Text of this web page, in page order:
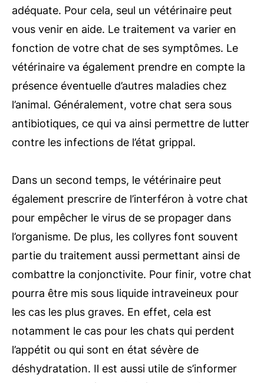
adéquate. Pour cela, seul un vétérinaire peut
vous venir en aide. Le traitement va varier en
fonction de votre chat de ses symptômes. Le
vétérinaire va également prendre en compte la
présence éventuelle d’autres maladies chez
l’animal. Généralement, votre chat sera sous
antibiotiques, ce qui va ainsi permettre de lutter
contre les infections de l’état grippal.
Dans un second temps, le vétérinaire peut
également prescrire de l’interféron à votre chat
pour empêcher le virus de se propager dans
l’organisme. De plus, les collyres font souvent
partie du traitement aussi permettant ainsi de
combattre la conjonctivite. Pour finir, votre chat
pourra être mis sous liquide intraveineux pour
les cas les plus graves. En effet, cela est
notamment le cas pour les chats qui perdent
l’appétit ou qui sont en état sévère de
déshydratation. Il est aussi utile de s’informer